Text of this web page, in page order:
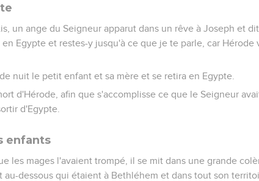
un ange du Seigneur apparut dans un rêve à Joseph et
Egypte et restes-y jusqu'à ce que je te parle, car
nuit le petit enfant et sa mère et se retira en Egypte.
d'Hérode, afin que s'accomplisse ce que le Seigneur
d'Egypte.
enfants
les mages l'avaient trompé, il se mit dans une grande
au-dessous qui étaient à Bethléhem et dans tout son